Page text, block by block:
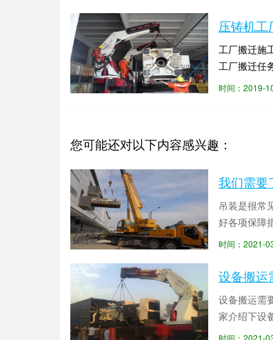
压铸机工
工厂搬迁施
工厂搬迁任
运过程中的
时间：2019-
您可能还对以下内容感兴趣：
我们需要
吊装是很常
好各项保障
求:1. 重型
时间：2021-
设备搬运
设备搬运需
家介绍下设
固，防止倾
时间：2021-